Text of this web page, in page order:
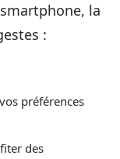
la
:
préférences
des